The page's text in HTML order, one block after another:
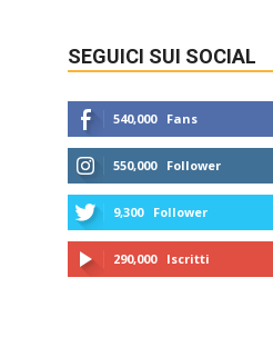
SEGUICI SUI SOCIAL
540,000 Fans
550,000 Follower
9,300 Follower
290,000 Iscritti